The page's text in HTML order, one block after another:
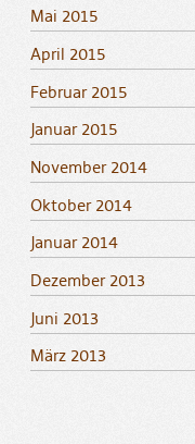
Mai 2015
April 2015
Februar 2015
Januar 2015
November 2014
Oktober 2014
Januar 2014
Dezember 2013
Juni 2013
März 2013